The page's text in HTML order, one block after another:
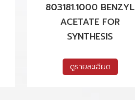
803181.1000 BENZYL
ACETATE FOR
SYNTHESIS
ดูรายละเอียด